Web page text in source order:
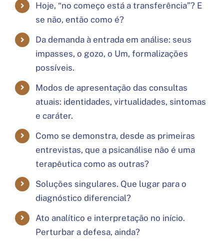
Hoje, “no começo está a transferência”? E
se não, então como é?
Da demanda à entrada em análise: seus
impasses, o gozo, o Um, formalizações
possíveis.
Modos de apresentação das consultas
atuais: identidades, virtualidades, sintomas
e caráter.
Como se demonstra, desde as primeiras
entrevistas, que a psicanálise não é uma
terapêutica como as outras?
Soluções singulares. Que lugar para o
diagnóstico diferencial?
Ato analítico e interpretação no início.
Perturbar a defesa, ainda?